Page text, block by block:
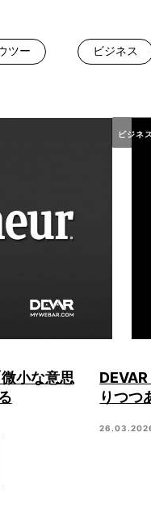
ツー ビジネス
小な意思
ビジネス
りつつ